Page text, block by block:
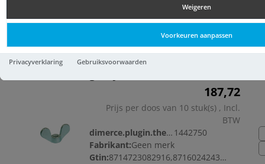
Weigeren
Voorkeuren aanpassen
Privacyverklaring Gebruiksvoorwaarden
Vleugelmoeren
M20 Vleugelmoeren
187,72
Prijs per doos van 10 stuk(s) , Incl.
BTW
dimerce.plugin.theme.productnr: 1442750
Fabrikant:Geen merk
Gtin:
8714723082916,8716024243225